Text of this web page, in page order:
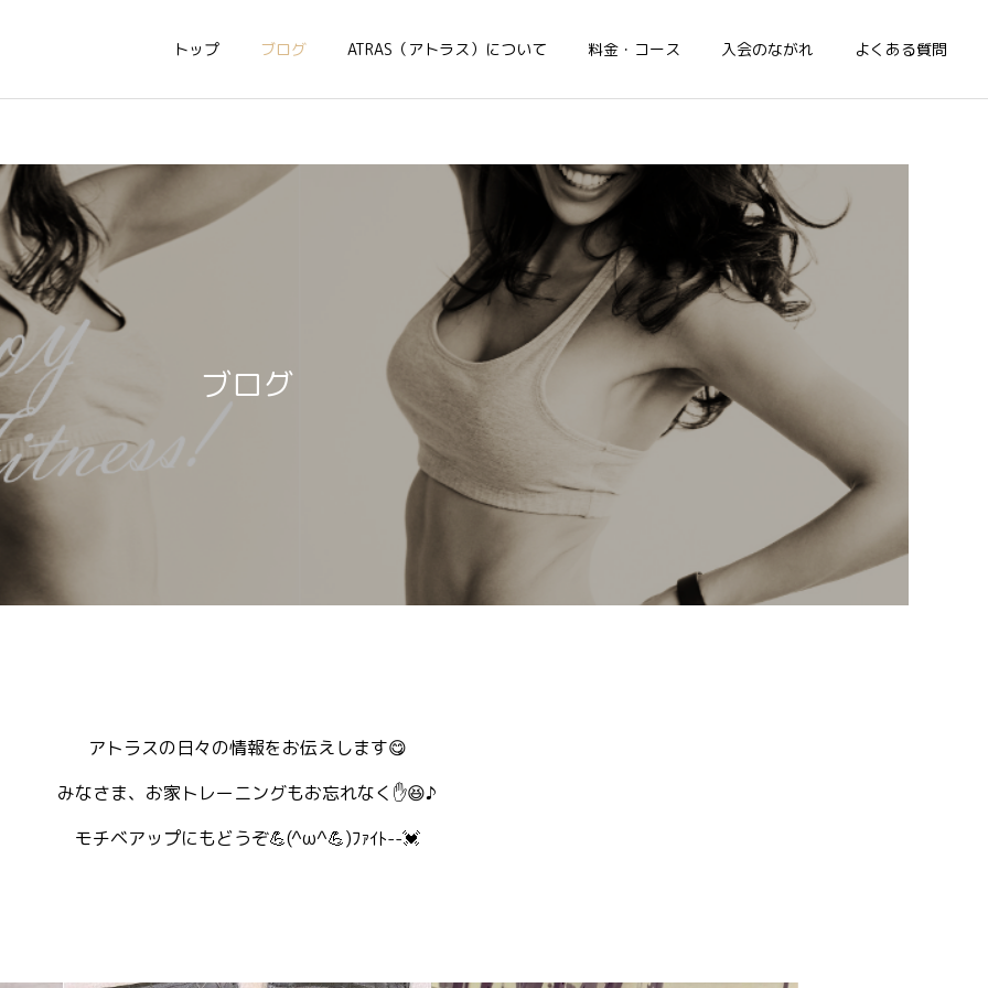
トップ ブログ ATRAS（アトラス）について 料金・コース 入会のながれ よくある質問
ブログ
アトラスの日々の情報をお伝えします😋
みなさま、お家トレーニングもお忘れなく✋😆♪
モチベアップにもどうぞ💪(^ω^💪)ﾌｧｲﾄ--💓